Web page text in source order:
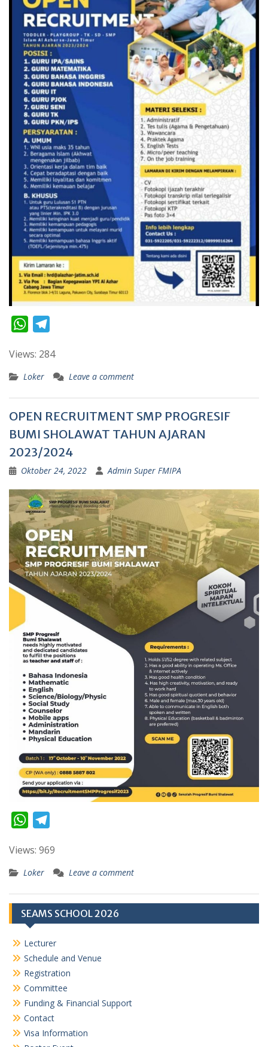
W
a
t
p
p
l
e
a
m
Views: 284
Loker Leave a comment
OPEN RECRUITMENT SMP PROGRESIF
BUMI SHOLAWAT TAHUN AJARAN
2023/2024
Oktober 24, 2022 Admin Super FMIPA
W
a
t
A
p
l
e
r
a
Views: 969
Loker Leave a comment
SEAMS SCHOOL 2026
Lecturer
Schedule and Venue
Registration
Committee
Funding & Financial Support
Contact
Visa Information